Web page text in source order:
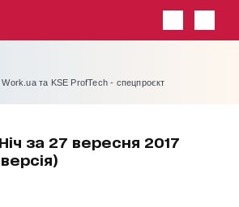
та KSE ProfTech - спецпроєкт
за 27 вересня 2017